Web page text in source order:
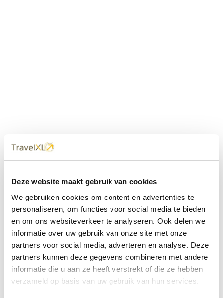
Deze website maakt gebruik van cookies
We gebruiken cookies om content en advertenties te
personaliseren, om functies voor social media te bieden
en om ons websiteverkeer te analyseren. Ook delen we
informatie over uw gebruik van onze site met onze
partners voor social media, adverteren en analyse. Deze
partners kunnen deze gegevens combineren met andere
informatie die u aan ze heeft verstrekt of die ze hebben
verzameld op basis van uw gebruik van hun services.
dichtbij
Met 60+ verkooppunten in Nederland en België staan wij
met onze XL Travelcenters, mobiele reisadviseurs van
TravelXL@Home en deze website altijd voor uw vakantie
klaar.
• Ontzorgen van A-Z • Onafhankelijk advies • Maatwerk •
Bespaar tijd en stress
TravelXLreisbureau's